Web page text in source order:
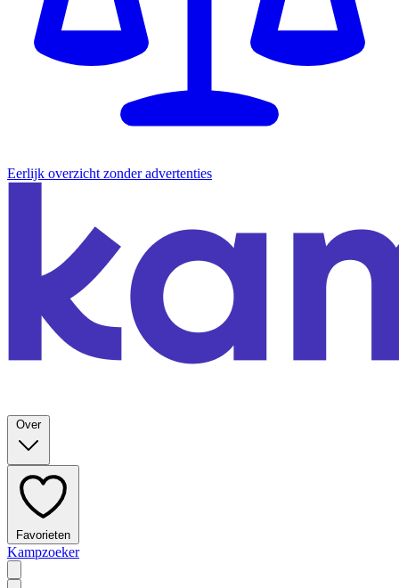
Eerlijk overzicht zonder advertenties
Over
Favorieten
Kampzoeker